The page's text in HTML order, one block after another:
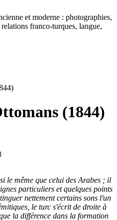
et moderne : photographies,
franco-turques, langue,
(1844)
le même que celui des Arabes ; il
particuliers et quelques points
nettement certains sons l'un
le turc s'écrit de droite à
la différence dans la formation